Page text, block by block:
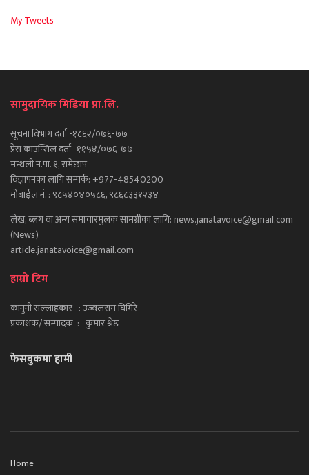
My Tweets
सामुदायिक मिडिया प्रा.लि.
सूचना विभाग दर्ता -१८६२/०७६-७७
प्रेस काउन्सिल दर्ता -११५४/०७६-७७
मन्थली न.पा. १, रामेछाप
विज्ञापनका लागि सम्पर्क: +977-48540200
मोबाईल नं. : ९८५४०४०५८६, ९८६८३३१२३४
लेख, ब्लग वा अन्य समाचारमुलक सामग्रीका लागि: news.janatavoice@gmail.com
(News)
article.janatavoice@gmail.com
हाम्रो टिम
कानुनी सल्लाहकार : उज्वलराम घिमिरे
प्रकाशक/ सम्पादक : कुमार श्रेष्ठ
फेसबुकमा हामी
Home